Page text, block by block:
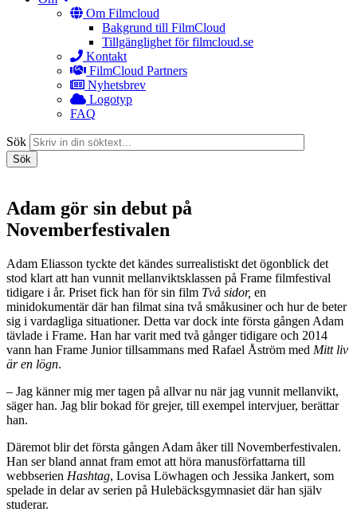
Om Filmcloud
Bakgrund till FilmCloud
Tillgänglighet för filmcloud.se
Kontakt
FilmCloud Partners
Nyhetsbrev
Logotyp
FAQ
Sök
Sök
Adam gör sin debut på
Novemberfestivalen
Adam Eliasson tyckte det kändes surrealistiskt det ögonblick det
stod klart att han vunnit mellanviktsklassen på Frame filmfestival
tidigare i år. Priset fick han för sin film Två sidor, en
minidokumentär där han filmat sina två småkusiner och hur de beter
sig i vardagliga situationer. Detta var dock inte första gången Adam
tävlade i Frame. Han har varit med två gånger tidigare och 2014
vann han Frame Junior tillsammans med Rafael Åström med Mitt liv
är en lögn.
– Jag känner mig mer tagen på allvar nu när jag vunnit mellanvikt,
säger han. Jag blir bokad för grejer, till exempel intervjuer, berättar
han.
Däremot blir det första gången Adam åker till Novemberfestivalen.
Han ser bland annat fram emot att höra manusförfattarna till
webbserien Hashtag, Lovisa Löwhagen och Jessika Jankert, som
spelade in delar av serien på Hulebäcksgymnasiet där han själv
studerar.